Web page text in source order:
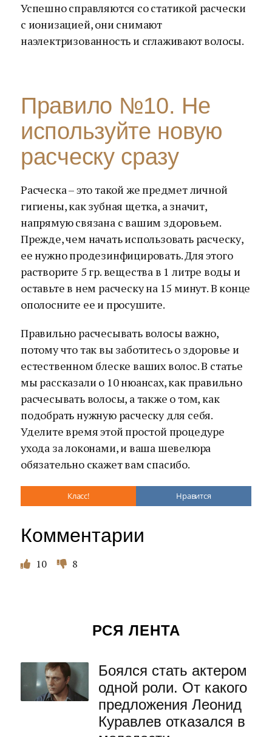
Успешно справляются со статикой расчески
с ионизацией, они снимают
наэлектризованность и сглаживают волосы.
Правило №10. Не
используйте новую
расческу сразу
Расческа – это такой же предмет личной
гигиены, как зубная щетка, а значит,
напрямую связана с вашим здоровьем.
Прежде, чем начать использовать расческу,
ее нужно продезинфицировать. Для этого
растворите 5 гр. вещества в 1 литре воды и
оставьте в нем расческу на 15 минут. В конце
ополосните ее и просушите.
Правильно расчесывать волосы важно,
потому что так вы заботитесь о здоровье и
естественном блеске ваших волос. В статье
мы рассказали о 10 нюансах, как правильно
расчесывать волосы, а также о том, как
подобрать нужную расческу для себя.
Уделите время этой простой процедуре
ухода за локонами, и ваша шевелюра
обязательно скажет вам спасибо.
Класс! Нравится
Комментарии
10 8
РСЯ ЛЕНТА
Боялся стать актером
одной роли. От какого
предложения Леонид
Куравлев отказался в